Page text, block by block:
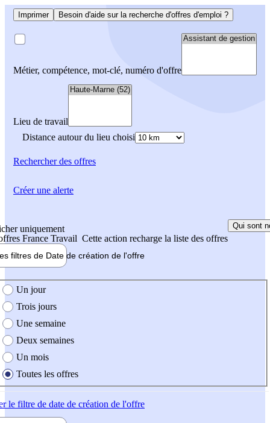
Imprimer Besoin d'aide sur la recherche d'offres d'emploi ?
Métier, compétence, mot-clé, numéro d'offre
Lieu de travail
Distance autour du lieu choisi
Rechercherdes offres
uniquement
France Travail Cette action recharge la liste des offres
Qui sont
filtres de Date de création de l'offre
création de l'offre
Un jour
Trois jours
Une semaine
Deux semaines
Un mois
Toutes les offres
le filtre de date de création de l'offre
Créer une alerte